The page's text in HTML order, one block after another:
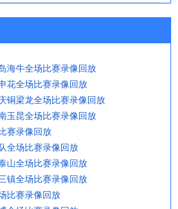
海牛全场比赛录像回放
花全场比赛录像回放
铜梁龙全场比赛录像回放
玉昆全场比赛录像回放
赛录像回放
全场比赛录像回放
山全场比赛录像回放
镇全场比赛录像回放
比赛录像回放